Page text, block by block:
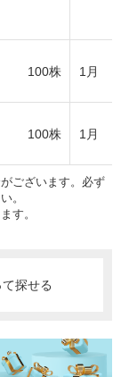
100株 1月
100株 1月
ございます。必ず
。
す。
探せる